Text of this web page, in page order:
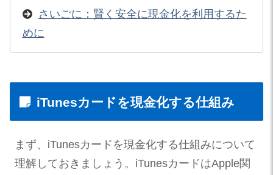
さいごに：賢く安全に現金化を利用するた
めに
iTunesカードを現金化する仕組み
まず、iTunesカードを現金化する仕組みについて
理解しておきましょう。iTunesカードはApple関